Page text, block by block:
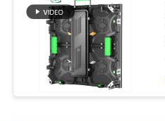
UN DEVIS